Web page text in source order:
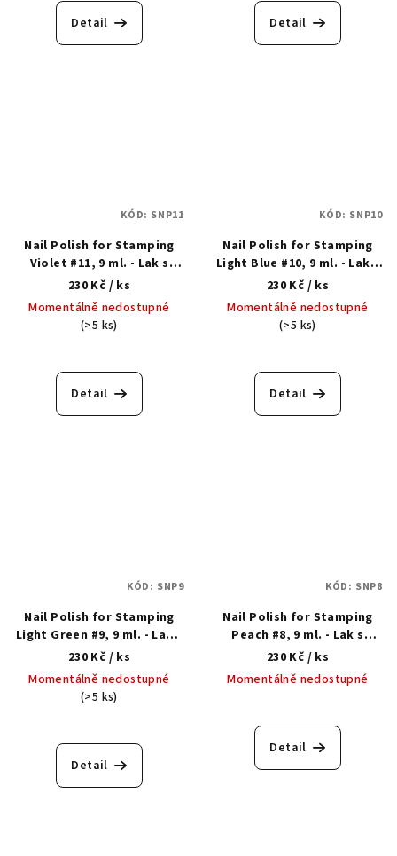
Detail Detail
Nail Polish for Stamping
Violet #11, 9 ml. - Lak s
gelovým efektem na
razítkování
230 Kč / ks
Momentálně nedostupné
(>5 ks)
Detail
KÓD: SNP11
Nail Polish for Stamping
Light Blue #10, 9 ml. - Lak s
gelovým efektem na
razítkování
230 Kč / ks
Momentálně nedostupné
(>5 ks)
Detail
KÓD: SNP10
Nail Polish for Stamping
Light Green #9, 9 ml. - Lak s
gelovým efektem na
razítkování
230 Kč / ks
Momentálně nedostupné
(>5 ks)
Detail
KÓD: SNP9
Nail Polish for Stamping
Peach #8, 9 ml. - Lak s
gelovým efektem na
razítkování
230 Kč / ks
Momentálně nedostupné
Detail
KÓD: SNP8